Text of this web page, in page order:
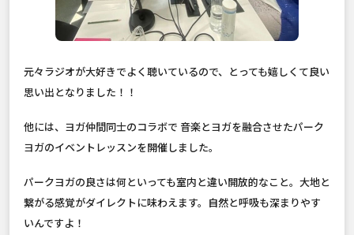
元々ラジオが大好きでよく聴いているので、とっても嬉しくて良い
思い出となりました！！
他には、ヨガ仲間同士のコラボで 音楽とヨガを融合させたパーク
ヨガのイベントレッスンを開催しました。
パークヨガの良さは何といっても室内と違い開放的なこと。大地と
繋がる感覚がダイレクトに味わえます。自然と呼吸も深まりやす
いんですよ！